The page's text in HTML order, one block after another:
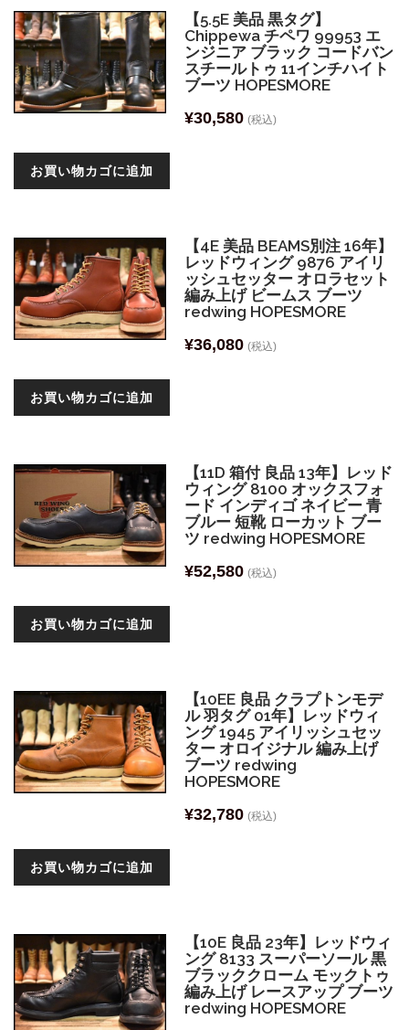
【5.5E 美品 黒タグ】
Chippewa チペワ 99953 エ
ンジニア ブラック コードバン
スチールトゥ 11インチハイト
ブーツ HOPESMORE
¥30,580 (税込)
お買い物カゴに追加
【4E 美品 BEAMS別注 16年】
レッドウィング 9876 アイリ
ッシュセッター オロラセット
編み上げ ビームス ブーツ
redwing HOPESMORE
¥36,080 (税込)
お買い物カゴに追加
【11D 箱付 良品 13年】レッド
ウィング 8100 オックスフォ
ード インディゴ ネイビー 青
ブルー 短靴 ローカット ブー
ツ redwing HOPESMORE
¥52,580 (税込)
お買い物カゴに追加
【10EE 良品 クラプトンモデ
ル 羽タグ 01年】レッドウィ
ング 1945 アイリッシュセッ
ター オロイジナル 編み上げ
ブーツ redwing
HOPESMORE
¥32,780 (税込)
お買い物カゴに追加
【10E 良品 23年】レッドウィ
ング 8133 スーパーソール 黒
ブラッククローム モックトゥ
編み上げ レースアップ ブーツ
redwing HOPESMORE